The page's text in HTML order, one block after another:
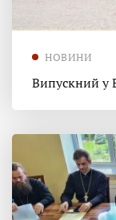
НОВИНИ
Випускний у